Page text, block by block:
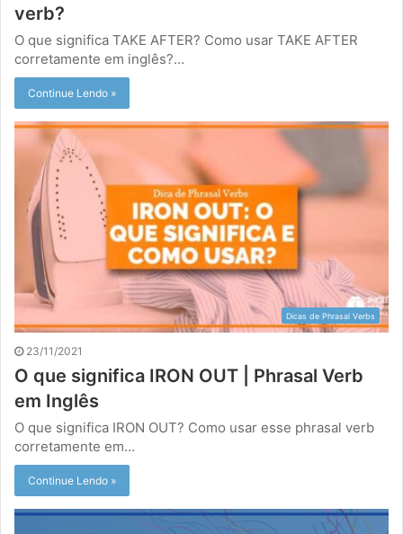
verb?
O que significa TAKE AFTER? Como usar TAKE AFTER
corretamente em inglês?…
Continue Lendo »
Dicas de Phrasal Verbs
23/11/2021
O que significa IRON OUT | Phrasal Verb
em Inglês
O que significa IRON OUT? Como usar esse phrasal verb
corretamente em…
Continue Lendo »